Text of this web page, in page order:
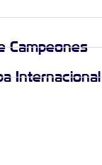
Campeones
Internacional